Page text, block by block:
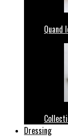
Quand
Dressing